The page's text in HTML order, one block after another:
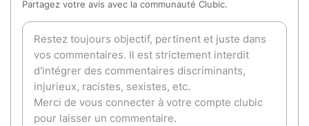
Partagez votre avis avec la communauté Clubic.